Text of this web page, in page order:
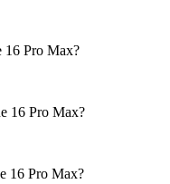
16 Pro Max?
16 Pro Max?
16 Pro Max?